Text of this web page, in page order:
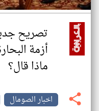
تصريح
أزمة
ماذا قال؟
اخبار الصومال